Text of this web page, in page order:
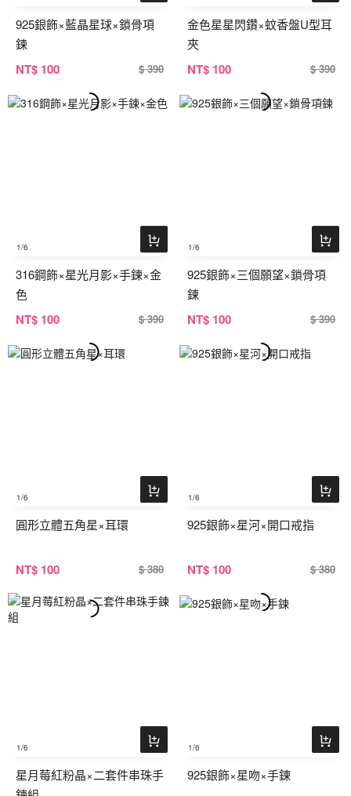
925銀飾×藍晶星球×鎖骨項
鍊
NT$ 100 $ 390
金色星星閃鑽×蚊香盤U型耳
夾
NT$ 100 $ 390
1/6
316鋼飾×星光月影×手鍊×金
色
NT$ 100 $ 390
1/6
925銀飾×三個願望×鎖骨項
鍊
NT$ 100 $ 390
1/6
圓形立體五角星×耳環
NT$ 100 $ 380
1/6
925銀飾×星河×開口戒指
NT$ 100 $ 380
1/6
星月莓紅粉晶×二套件串珠手
1/6
925銀飾×星吻×手鍊